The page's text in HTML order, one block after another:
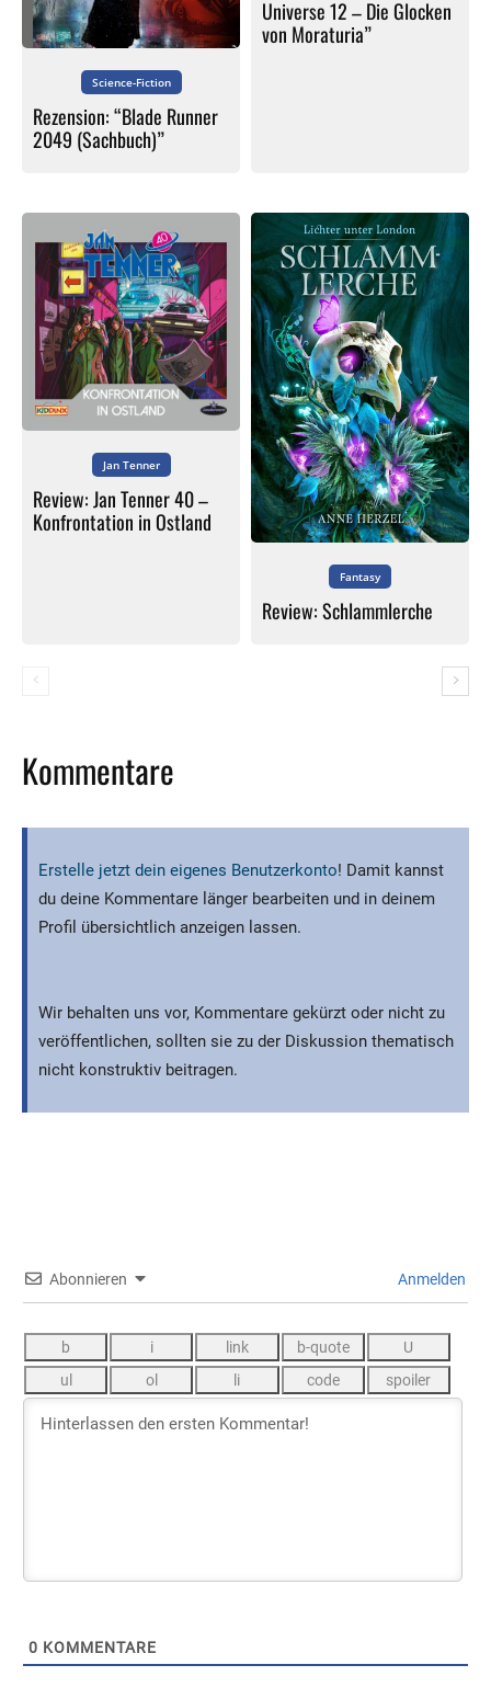
Science-Fiction
Rezension: “Blade Runner
2049 (Sachbuch)”
Universe 12 – Die Glocken
von Moraturia”
Jan Tenner
Review: Jan Tenner 40 –
Konfrontation in Ostland
Fantasy
Review: Schlammlerche
Kommentare
Erstelle jetzt dein eigenes Benutzerkonto! Damit kannst
du deine Kommentare länger bearbeiten und in deinem
Profil übersichtlich anzeigen lassen.
Wir behalten uns vor, Kommentare gekürzt oder nicht zu
veröffentlichen, sollten sie zu der Diskussion thematisch
nicht konstruktiv beitragen.
Abonnieren Anmelden
0 KOMMENTARE